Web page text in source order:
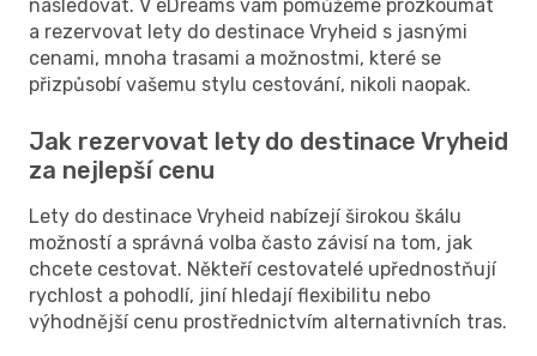
následovat. V eDreams vám pomůžeme prozkoumat
a rezervovat lety do destinace Vryheid s jasnými
cenami, mnoha trasami a možnostmi, které se
přizpůsobí vašemu stylu cestování, nikoli naopak.
Jak rezervovat lety do destinace Vryheid
za nejlepší cenu
Lety do destinace Vryheid nabízejí širokou škálu
možností a správná volba často závisí na tom, jak
chcete cestovat. Někteří cestovatelé upřednostňují
rychlost a pohodlí, jiní hledají flexibilitu nebo
výhodnější cenu prostřednictvím alternativních tras.